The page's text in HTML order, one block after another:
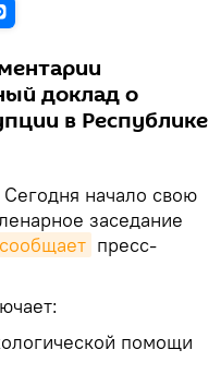
доклад о
в Республике
Сегодня начало свою
заседание
сообщает пресс-
помощи